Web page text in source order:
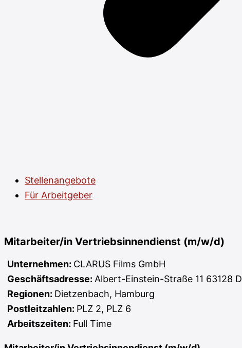
Stellenangebote
Für Arbeitgeber
Mitarbeiter/in Vertriebsinnendienst (m/w/d)
Unternehmen: CLARUS Films GmbH
Geschäftsadresse: Albert-Einstein-Straße 11 63128
Regionen: Dietzenbach Hamburg
Postleitzahlen: PLZ 2 PLZ 6
Arbeitszeiten: Full Time